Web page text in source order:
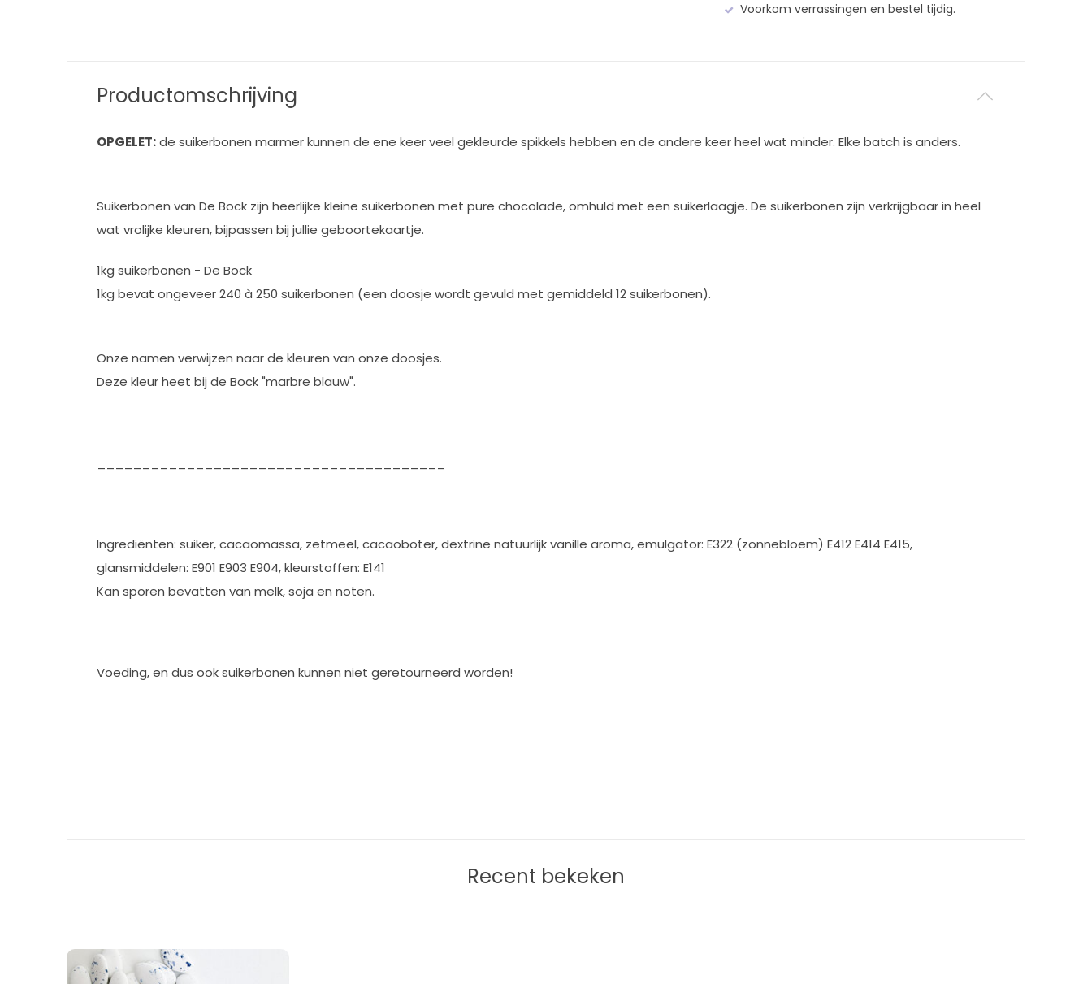
Voorkom verrassingen en bestel tijdig.
Productomschrijving
OPGELET:de suikerbonen marmer kunnen de ene keer veel gekleurde spikkels hebben en de andere keer heel wat minder. Elke batch is anders.
Suikerbonen van De Bock zijn heerlijke kleine suikerbonen met pure chocolade, omhuld met een suikerlaagje. De suikerbonen zijn verkrijgbaar in heel
wat vrolijke kleuren, bijpassen bij jullie geboortekaartje.
1kg suikerbonen - De Bock
1kg bevat ongeveer 240 à 250 suikerbonen (een doosje wordt gevuld met gemiddeld 12 suikerbonen).
Onze namen verwijzen naar de kleuren van onze doosjes.
Deze kleur heet bij de Bock "marbre blauw".
Ingrediënten: suiker, cacaomassa, zetmeel, cacaoboter, dextrine natuurlijk vanille aroma, emulgator: E322 (zonnebloem) E412 E414 E415,
glansmiddelen: E901 E903 E904, kleurstoffen: E141
Kan sporen bevatten van melk, soja en noten.
Voeding, en dus ook suikerbonen kunnen niet geretourneerd worden!
Recent bekeken